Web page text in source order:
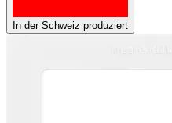
In der Schweiz produziert